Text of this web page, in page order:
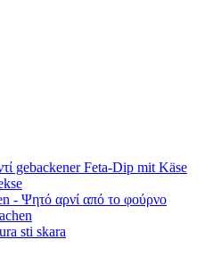
gebackener Feta-Dip mit Käse
- Ψητό αρνί από το φούρνο
sti skara